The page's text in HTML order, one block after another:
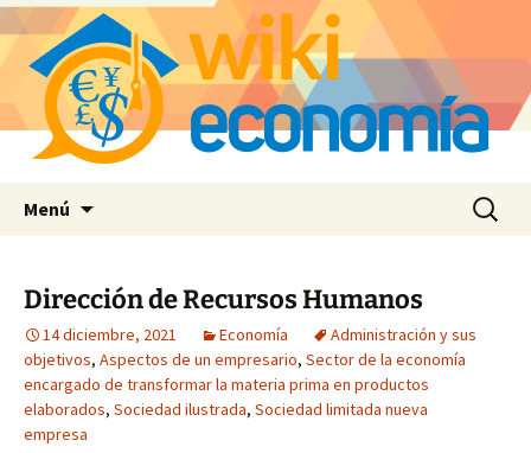
Menú Buscar:
Dirección de Recursos Humanos
14 diciembre, 2021 Economía
Administración y sus
objetivos, Aspectos de un empresario, Sector de la economía
encargado de transformar la materia prima en productos
elaborados, Sociedad ilustrada, Sociedad limitada nueva
empresa